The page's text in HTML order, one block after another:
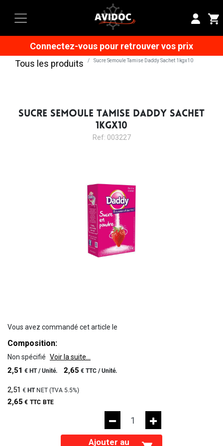
Connectez-vous pour retrouver vos prix
Tous les produits
Sucre Semoule Tamise Daddy Sachet 1kgx10
SUCRE SEMOULE TAMISE DADDY SACHET
1KGX10
Ref: 003227
Vous avez commandé cet article le
Composition:
Non spécifié Voir la suite...
2,51 € HT /Unité. 2,65 € TTC /Unité.
2,51 € HTNET (TVA 5.5%)
2,65 € TTC BTE
Ajouter au